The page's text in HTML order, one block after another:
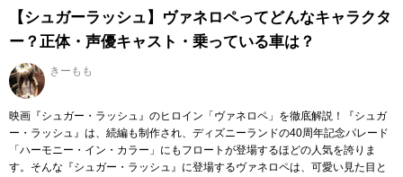
【シュガーラッシュ】ヴァネロペってどんなキャラクタ
ー？正体・声優キャスト・乗っている車は？
きーもも
映画『シュガー・ラッシュ』のヒロイン「ヴァネロペ」を徹底解説！『シュガ
ー・ラッシュ』は、続編も制作され、ディズニーランドの40周年記念パレード
「ハーモニー・イン・カラー」にもフロートが登場するほどの人気を誇りま
す。そんな『シュガー・ラッシュ』に登場するヴァネロペは、可愛い見た目と